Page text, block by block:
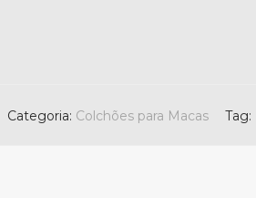
Categoria: Colchões para Macas Tag: